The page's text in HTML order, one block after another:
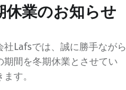
休業のお知らせ
社Lafsでは、誠に勝手ながら
期間を冬期休業とさせてい
す。